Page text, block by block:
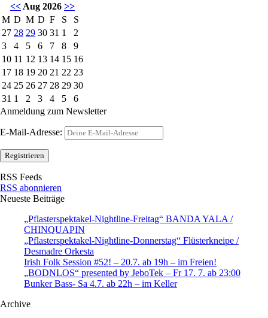
<< Aug 2026 >>
M D M D F S
S
27 28 29 30 31 1
2
3
4 5 6 7 8
9
10 11 12 13 14 15 16
17 18 19 20 21 22 23
24 25 26 27 28 29 30
31 1 2 3 4 5
6
Anmeldung zum Newsletter
E-Mail-Adresse:
RSS Feeds
RSS abonnieren
Neueste Beiträge
„Pflasterspektakel-Nightline-Freitag“ BANDA YALA /
CHINQUAPIN
„Pflasterspektakel-Nightline-Donnerstag“ Flüsterkneipe /
Desmadre Orkesta
Irish Folk Session #52! – 20.7. ab 19h – im Freien!
„BODNLOS“ presented by JeboTek – Fr 17. 7. ab 23:00
Bunker Bass- Sa 4.7. ab 22h – im Keller
Archive